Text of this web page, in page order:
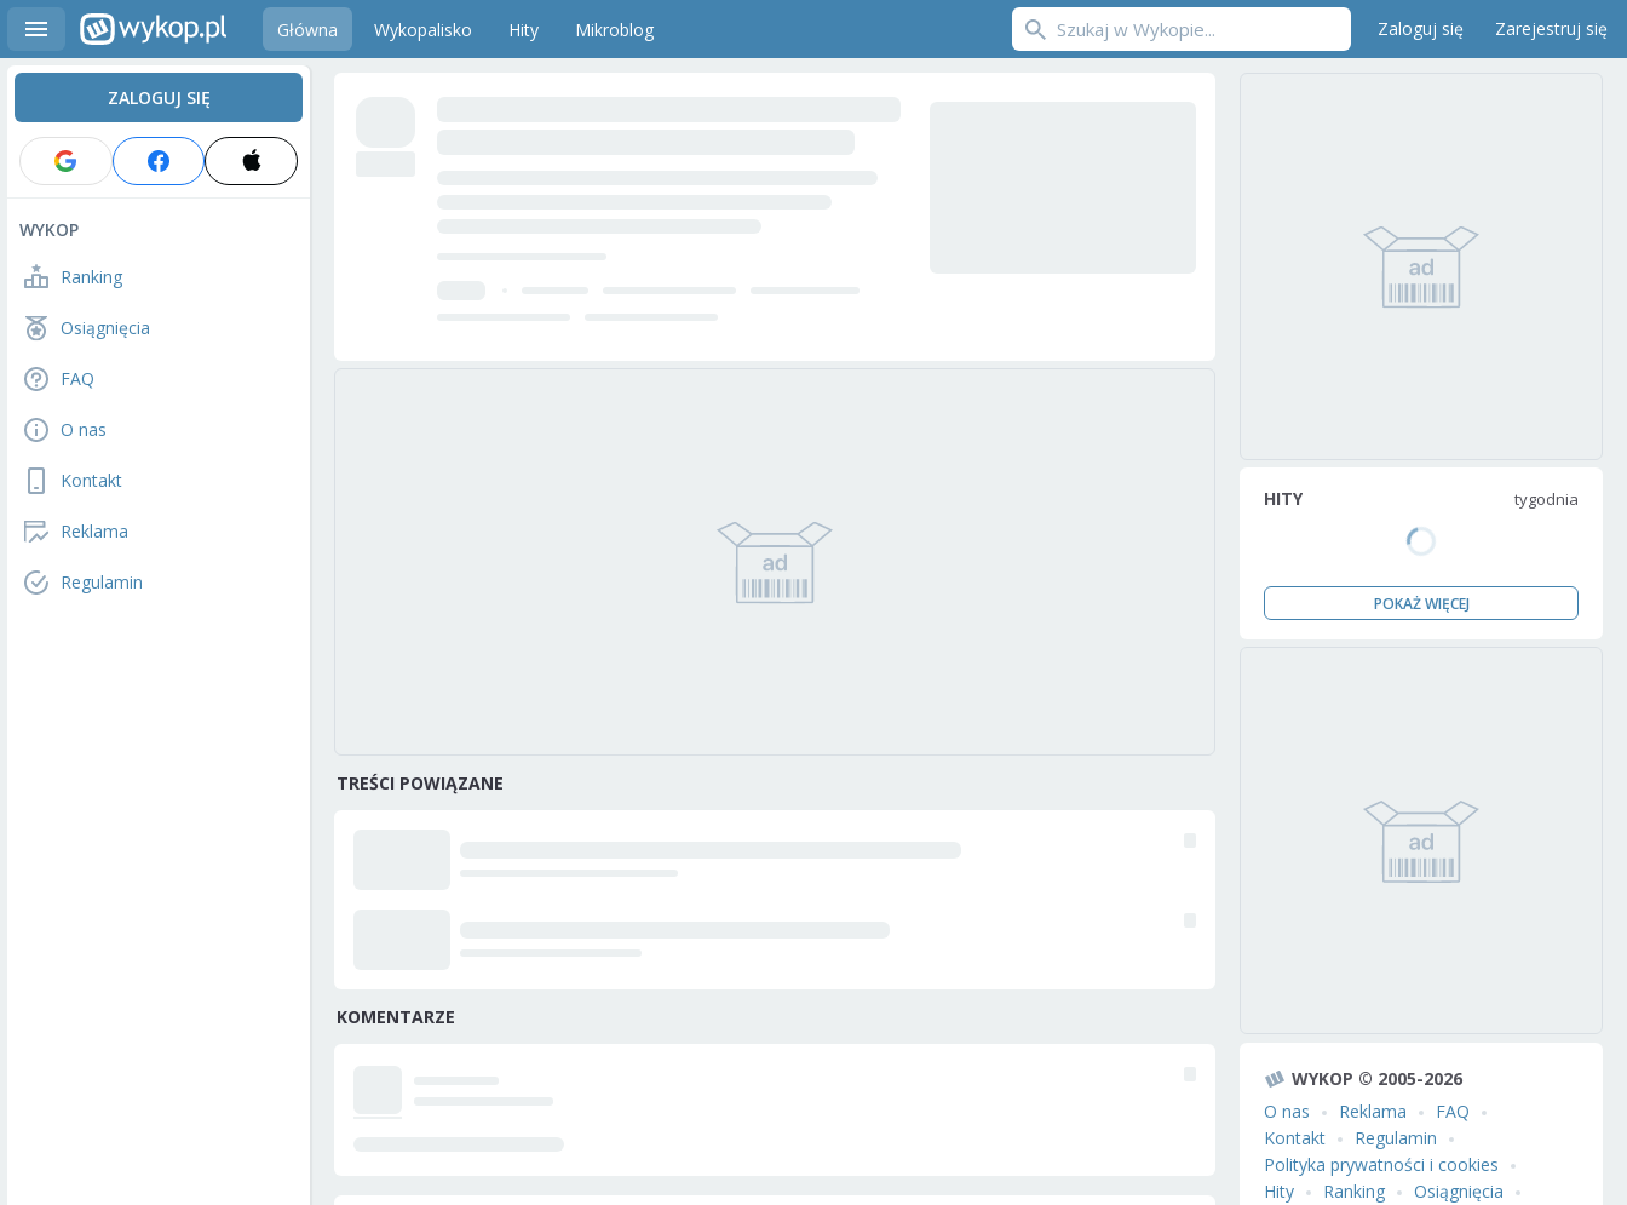
Główna Wykopalisko Hity Mikroblog Zaloguj się Zarejestruj się
ZALOGUJ SIĘ
WYKOP
Ranking
Osiągnięcia
FAQ
O nas
Kontakt
Reklama
Regulamin
TREŚCI POWIĄZANE
KOMENTARZE
HITY tygodnia
POKAŻ WIĘCEJ
WYKOP © 2005-2026
O nas
Reklama
FAQ
Kontakt
Regulamin
Polityka prywatności i cookies
Hity
Ranking
Osiągnięcia